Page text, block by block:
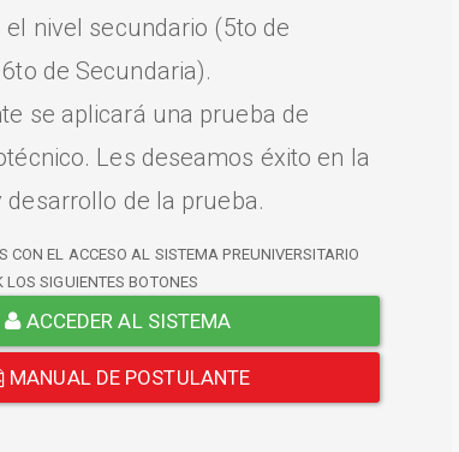
el nivel secundario (5to de
de Secundaria).
se aplicará una prueba de
Les deseamos éxito en la
desarrollo de la prueba.
CON EL ACCESO AL SISTEMA PREUNIVERSITARIO
LOS SIGUIENTES BOTONES
ACCEDER AL SISTEMA
MANUAL DE POSTULANTE